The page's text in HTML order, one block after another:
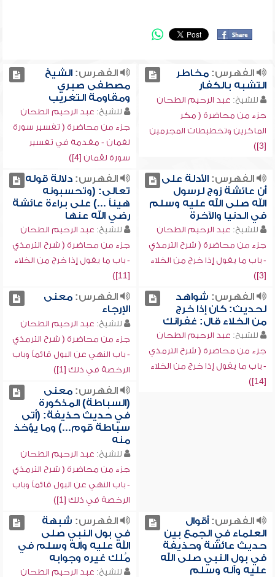
الفهرس:مخاطر
التشبه بالكفار
للشيخ: عبد الرحيم الطحان
جزء من محاضرة ( مكر
الماكرين وتخطيطات المجرمين
[3])
الفهرس:الشيخ
مصطفى صبري
ومقاومة التغريب
للشيخ: عبد الرحيم الطحان
جزء من محاضرة ( تفسير سورة
لقمان - مقدمة في تفسير
سورة لقمان [4])
الفهرس:الأدلة على
أن عائشة زوج لرسول
الله صلى الله عليه وسلم
في الدنيا والآخرة
للشيخ: عبد الرحيم الطحان
جزء من محاضرة ( شرح الترمذي
- باب ما يقول إذا خرج من الخلاء
[3])
الفهرس:دلالة قوله
تعالى: (وتحسبونه
هيناً ...) على براءة عائشة
رضي الله عنها
للشيخ: عبد الرحيم الطحان
جزء من محاضرة ( شرح الترمذي
- باب ما يقول إذا خرج من الخلاء
[11])
الفهرس: شواهد
لحديث: كان إذا خرج
من الخلاء قال: غفرانك
للشيخ: عبد الرحيم الطحان
جزء من محاضرة ( شرح الترمذي
- باب ما يقول إذا خرج من الخلاء
[14])
الفهرس:معنى
الإرجاء
للشيخ: عبد الرحيم الطحان
جزء من محاضرة ( شرح الترمذي
- باب النهي عن البول قائماً وباب
الرخصة في ذلك [1])
الفهرس:معنى
(السباطة) المذكورة
في حديث حذيفة: (أتى
سباطة قوم...) وما يؤخذ
منه
للشيخ: عبد الرحيم الطحان
جزء من محاضرة ( شرح الترمذي
- باب النهي عن البول قائماً وباب
الرخصة في ذلك [1])
الفهرس:أقوال
العلماء في الجمع بين
حديث عائشة وحذيفة
في بول النبي صلى الله
عليه وآله وسلم
الفهرس: شبهة
في بول النبي صلى
الله عليه وآله وسلم في
مُلك غيره وجوابه
للشيخ: عبد الرحيم الطحان